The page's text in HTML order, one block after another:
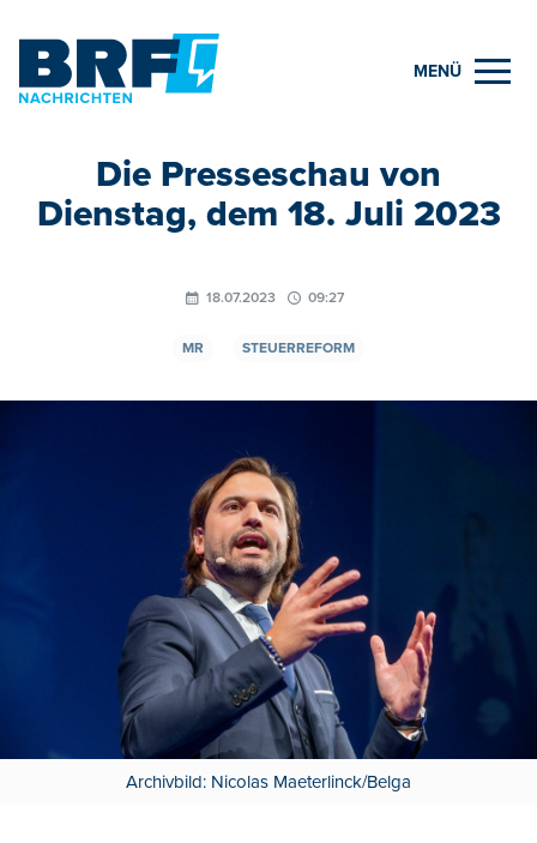
MENÜ
Die Presseschau von
Dienstag, dem 18. Juli 2023
18.07.2023 09:27
MR STEUERREFORM
Archivbild: Nicolas Maeterlinck/Belga